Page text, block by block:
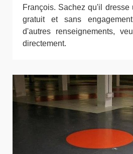
François. Sachez qu'il dresse
gratuit et sans
d'autres renseignements,
directement.